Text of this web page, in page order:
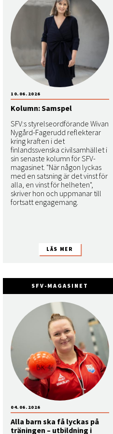
Kolumn: Samspel
SFV:s styrelseordförande Wivan
Nygård-Fagerudd reflekterar
kring kraften i det
finlandssvenska civilsamhället i
sin senaste kolumn för SFV-
magasinet. "När någon lyckas
med en satsning är det vinst för
alla, en vinst för helheten",
skriver hon och uppmanar till
fortsatt engagemang.
10.06.2026
SFV-MAGASINET
Alla barn ska få lyckas på
träningen – utbildning i
04.06.2026